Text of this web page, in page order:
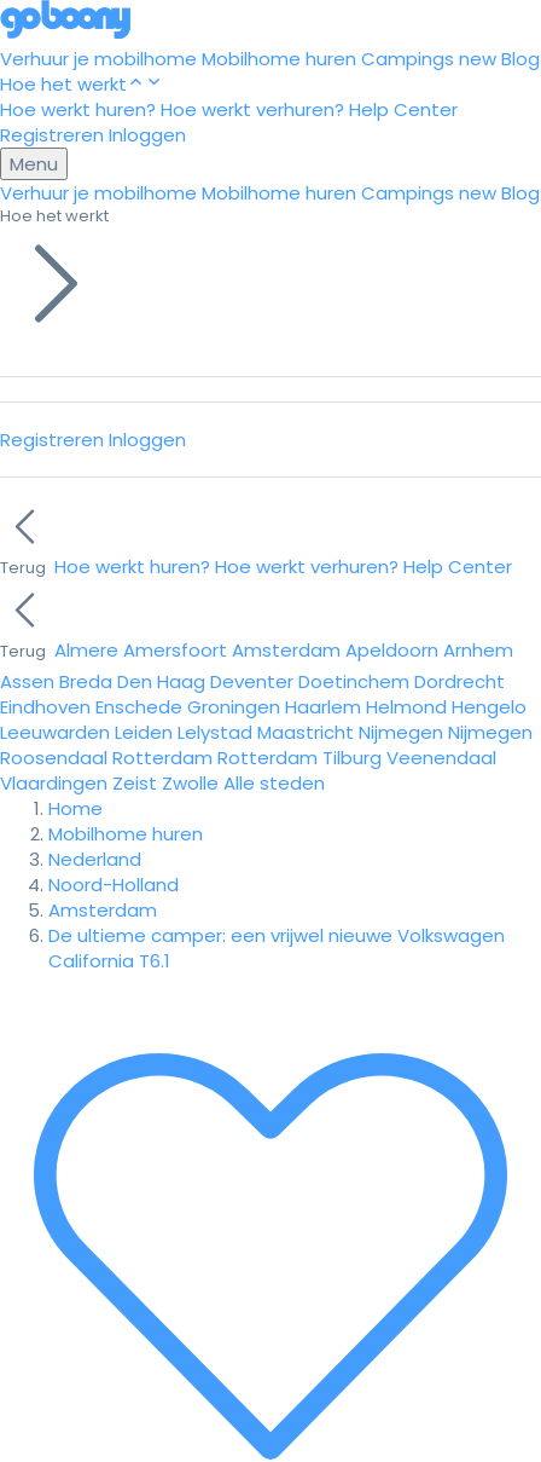
Verhuur je mobilhome Mobilhome huren Campings newBlog
Hoe het werkt
Hoe werkt huren? Hoe werkt verhuren? Help Center
Registreren Inloggen
Menu
Verhuur je mobilhome Mobilhome huren Campings newBlog
Hoe het werkt
Registreren Inloggen
Terug Hoe werkt huren? Hoe werkt verhuren? Help Center
Terug Almere Amersfoort Amsterdam Apeldoorn Arnhem
Assen Breda Den Haag DeventerDoetinchem Dordrecht
Eindhoven Enschede Groningen Haarlem Helmond Hengelo
Leeuwarden Leiden Lelystad Maastricht Nijmegen Nijmegen
Roosendaal Rotterdam Rotterdam Tilburg Veenendaal
Vlaardingen Zeist Zwolle Alle steden
Home
Mobilhome huren
Nederland
Noord-Holland
Amsterdam
De ultieme camper: een vrijwel nieuwe Volkswagen
California T6.1